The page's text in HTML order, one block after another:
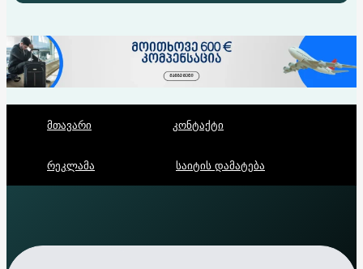
მთავარი კონტაქტი
რეკლამა საიტის დამატება